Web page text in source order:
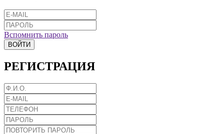
Вспомнить пароль
ВОЙТИ
РЕГИСТРАЦИЯ